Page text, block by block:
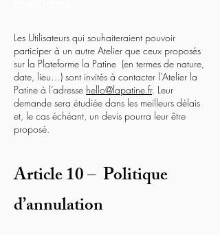
Les Utilisateurs qui souhaiteraient pouvoir
participer à un autre Atelier que ceux proposés
sur la Plateforme la Patine (en termes de nature,
date, lieu…) sont invités à contacter l’Atelier la
Patine à l’adresse hello@lapatine.fr. Leur
demande sera étudiée dans les meilleurs délais
et, le cas échéant, un devis pourra leur être
proposé.
Article 10 – Politique
d’annulation